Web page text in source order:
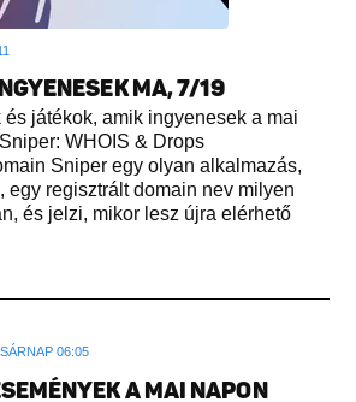
MA, 7/19
és játékok, amik ingyenesek a mai
WHOIS & Drops
Sniper egy olyan alkalmazás,
egy regisztrált domain nev milyen
és jelzi, mikor lesz újra elérhető
06:05
A MAI NAPON